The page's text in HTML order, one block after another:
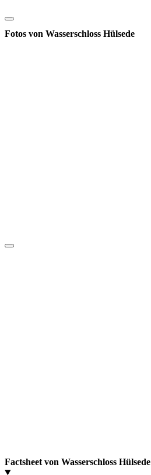
Fotos von Wasserschloss Hülsede
Factsheet von Wasserschloss Hülsede